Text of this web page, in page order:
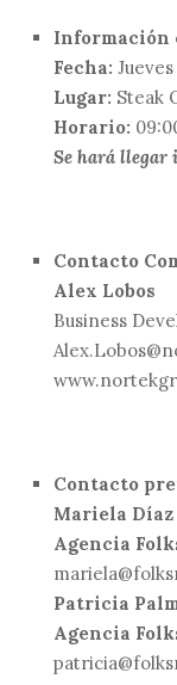
Información
Fecha:
Lugar: Steak
Horario:
Se hará llegar
Contacto
Alex Lobos
Business
Contacto
Mariela Díaz
Agencia
Patricia
Agencia